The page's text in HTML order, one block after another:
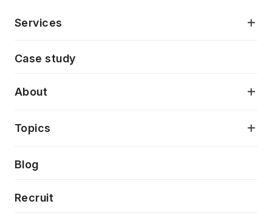
Services
AI駆動開発支援
モダナイゼーション
特徴量エンジニアリングと生成AI
デザインシステム構築支援
フロントエンド開発
Case study
About
当社が目指しているもの
Topics
Press release
News
Blog
Recruit